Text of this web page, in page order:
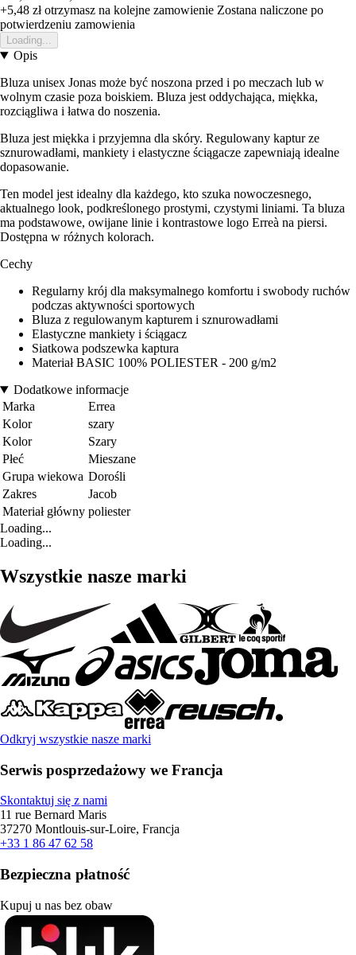
+5,48 złotrzymasz na kolejne zamowienie Zostana naliczone po
potwierdzeniu zamowienia
Loading...
Opis
Bluza unisex Jonas może być noszona przed i po meczach lub w
wolnym czasie poza boiskiem. Bluza jest oddychająca, miękka,
rozciągliwa i łatwa do noszenia.
Bluza jest miękka i przyjemna dla skóry. Regulowany kaptur ze
sznurowadłami, mankiety i elastyczne ściągacze zapewniają idealne
dopasowanie.
Ten model jest idealny dla każdego, kto szuka nowoczesnego,
aktualnego look, podkreślonego prostymi, czystymi liniami. Ta bluza
ma podstawowe, owijane linie i kontrastowe logo Erreà na piersi.
Dostępna w różnych kolorach.
Cechy
Regularny krój dla maksymalnego komfortu i swobody ruchów
podczas aktywności sportowych
Bluza z regulowanym kapturem i sznurowadłami
Elastyczne mankiety i ściągacz
Siatkowa podszewka kaptura
Materiał BASIC 100% POLIESTER - 200 g/m2
Dodatkowe informacje
Marka
Errea
Kolor
szary
Kolor
Szary
Płeć
Mieszane
Grupa wiekowa Dorośli
Zakres
Jacob
Materiał główny poliester
Loading...
Loading...
Wszystkie nasze marki
Odkryj wszystkie nasze marki
Serwis posprzedażowy we Francja
Skontaktuj się z nami
11 rue Bernard Maris
37270 Montlouis-sur-Loire, Francja
+33 1 86 47 62 58
Bezpieczna płatność
Kupuj u nas bez obaw